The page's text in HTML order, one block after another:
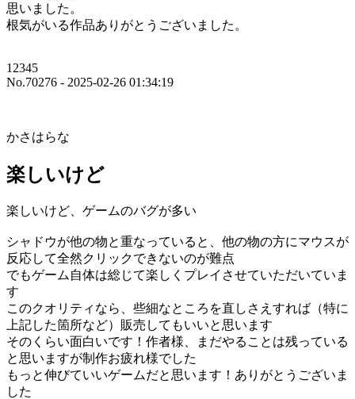
思いました。
根気がいる作品ありがとうございました。
12345
No.70276 - 2025-02-26 01:34:19
かさはらな
楽しいけど
楽しいけど、ゲームのバグが多い
シャドウが他の物と重なっていると、他の物の方にマウスが
反応して全然クリックできないのが難点
でもゲーム自体は総じて楽しくプレイさせていただいていま
す
このクオリティなら、些細なところを直しさえすれば（特に
上記した箇所など）販売してもいいと思います
そのくらい面白いです！作者様、まだやることは残っている
と思いますが制作お疲れ様でした
もっと伸びていいゲームだと思います！ありがとうございま
した